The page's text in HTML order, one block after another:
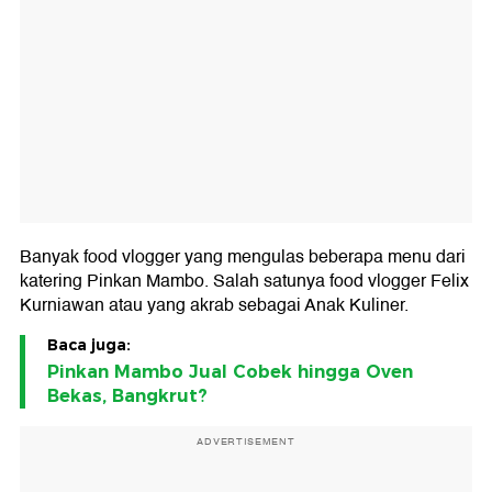
Banyak food vlogger yang mengulas beberapa menu dari
katering Pinkan Mambo. Salah satunya food vlogger Felix
Kurniawan atau yang akrab sebagai Anak Kuliner.
Baca juga:
Pinkan Mambo Jual Cobek hingga Oven
Bekas, Bangkrut?
ADVERTISEMENT